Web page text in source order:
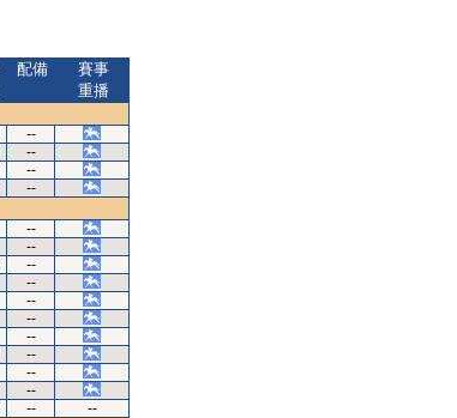
配備
賽事
重播
--
--
--
--
--
--
--
--
--
--
--
--
--
--
--
--